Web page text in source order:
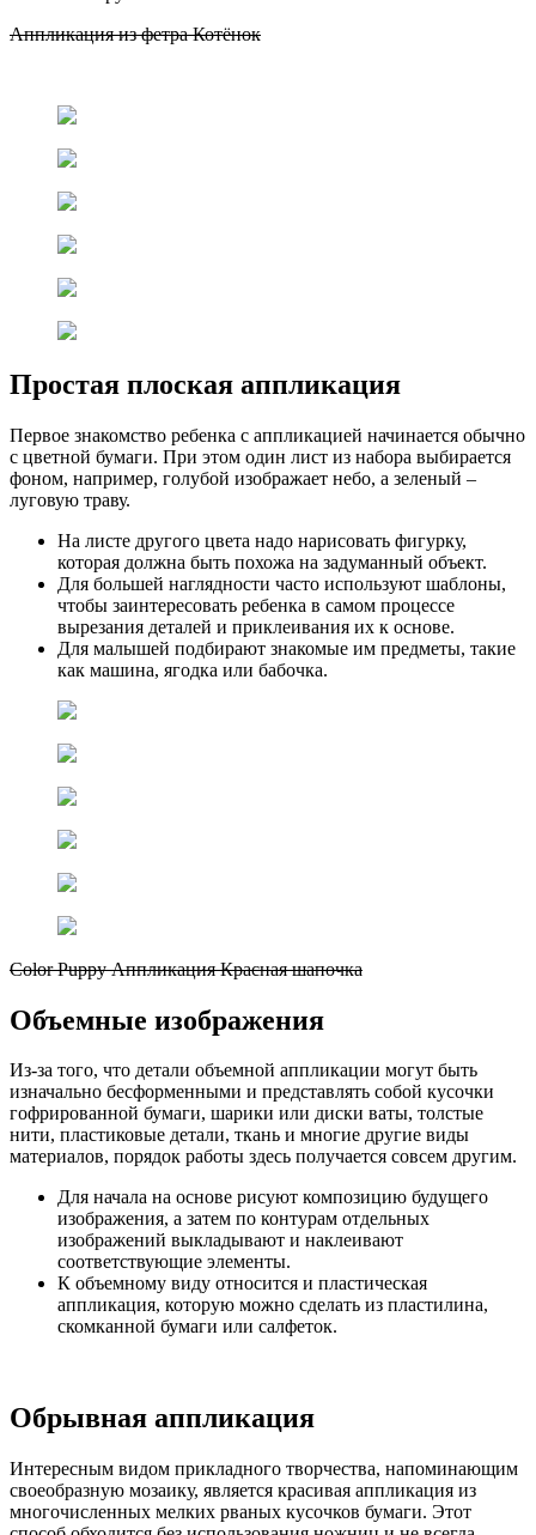
Аппликация из фетра Котёнок
Простая плоская аппликация
Первое знакомство ребенка с аппликацией начинается обычно
с цветной бумаги. При этом один лист из набора выбирается
фоном, например, голубой изображает небо, а зеленый –
луговую траву.
На листе другого цвета надо нарисовать фигурку,
которая должна быть похожа на задуманный объект.
Для большей наглядности часто используют шаблоны,
чтобы заинтересовать ребенка в самом процессе
вырезания деталей и приклеивания их к основе.
Для малышей подбирают знакомые им предметы, такие
как машина, ягодка или бабочка.
Color Puppy Аппликация Красная шапочка
Объемные изображения
Из-за того, что детали объемной аппликации могут быть
изначально бесформенными и представлять собой кусочки
гофрированной бумаги, шарики или диски ваты, толстые
нити, пластиковые детали, ткань и многие другие виды
материалов, порядок работы здесь получается совсем другим.
Для начала на основе рисуют композицию будущего
изображения, а затем по контурам отдельных
изображений выкладывают и наклеивают
соответствующие элементы.
К объемному виду относится и пластическая
аппликация, которую можно сделать из пластилина,
скомканной бумаги или салфеток.
Обрывная аппликация
Интересным видом прикладного творчества, напоминающим
своеобразную мозаику, является красивая аппликация из
многочисленных мелких рваных кусочков бумаги. Этот